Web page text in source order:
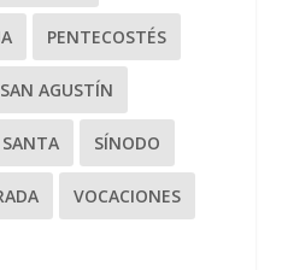
PENTECOSTÉS
SAN AGUSTÍN
SÍNODO
VOCACIONES